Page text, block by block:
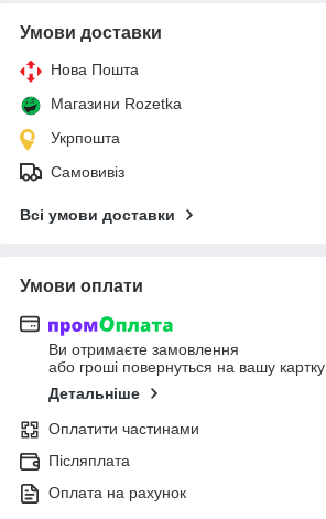
Умови доставки
Нова Пошта
Магазини Rozetka
Укрпошта
Самовивіз
Всі умови доставки
Умови оплати
Ви отримаєте замовлення
або гроші повернуться на вашу картку
Детальніше
Оплатити частинами
Післяплата
Оплата на рахунок